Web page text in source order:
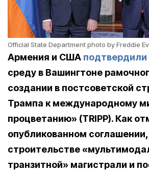
Official State Department photo by Freddie
Армения и США подтвердили
среду в Вашингтоне
создании в постсоветской
Трампа к международному
процветанию» (TRIPP). Как
опубликованном
строительстве
транзитной» магистрали и